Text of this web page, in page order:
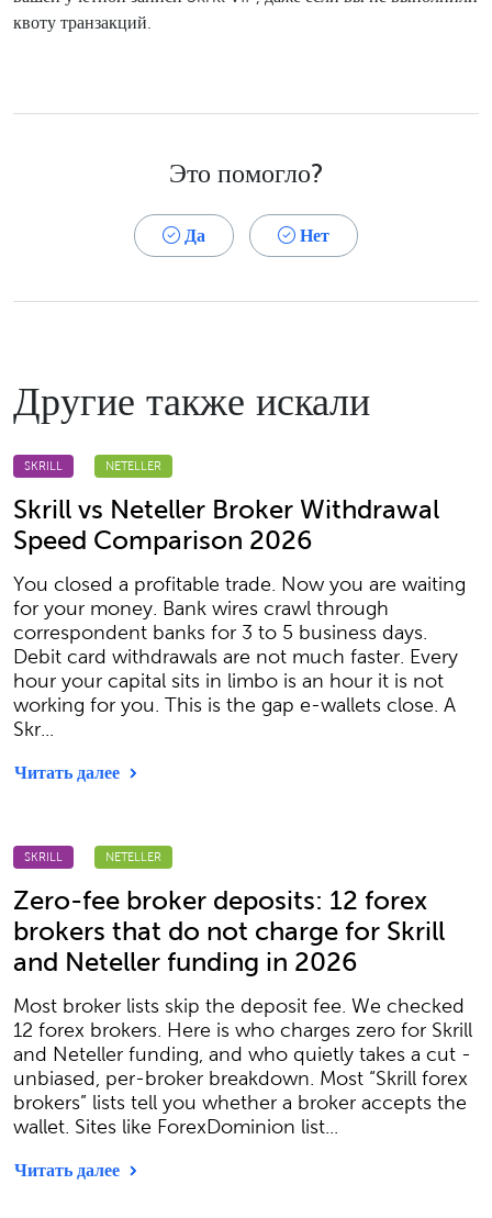
квоту транзакций.
Это помогло?
Да Нет
Другие также искали
SKRILL NETELLER
Skrill vs Neteller Broker Withdrawal
Speed Comparison 2026
You closed a profitable trade. Now you are waiting
for your money. Bank wires crawl through
correspondent banks for 3 to 5 business days.
Debit card withdrawals are not much faster. Every
hour your capital sits in limbo is an hour it is not
working for you. This is the gap e-wallets close. A
Skr...
Читать далее
SKRILL NETELLER
Zero-fee broker deposits: 12 forex
brokers that do not charge for Skrill
and Neteller funding in 2026
Most broker lists skip the deposit fee. We checked
12 forex brokers. Here is who charges zero for Skrill
and Neteller funding, and who quietly takes a cut -
unbiased, per-broker breakdown. Most “Skrill forex
brokers” lists tell you whether a broker accepts the
wallet. Sites like ForexDominion list...
Читать далее